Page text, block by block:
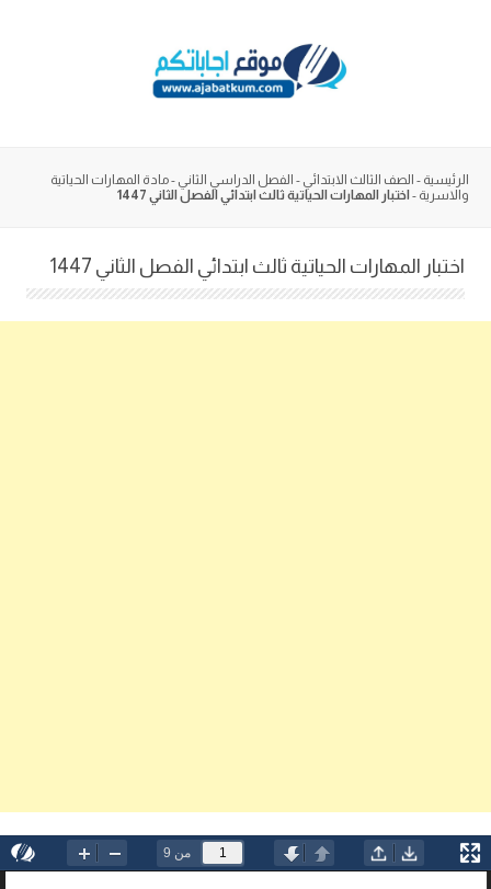
الرئيسية - الصف الثالث الابتدائي - الفصل الدراسي الثاني -مادة المهارات الحياتية
والاسرية - اختبار المهارات الحياتية ثالث ابتدائي الفصل الثاني 1447
اختبار المهارات الحياتية ثالث ابتدائي الفصل الثاني 1447